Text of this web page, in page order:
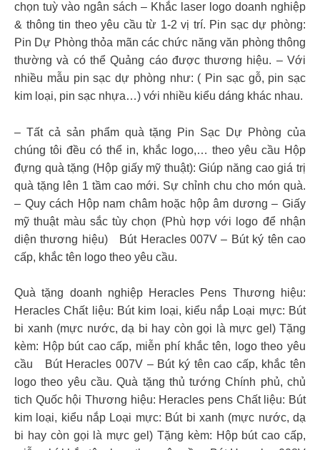
chọn tuỳ vào ngân sách – Khắc laser logo doanh nghiệp
& thông tin theo yêu cầu từ 1-2 vị trí. Pin sạc dự phòng:
Pin Dự Phòng thỏa mãn các chức năng văn phòng thông
thường và có thể Quảng cáo được thương hiệu. – Với
nhiều mẫu pin sạc dự phòng như: ( Pin sạc gỗ, pin sạc
kim loại, pin sạc nhựa…) với nhiều kiểu dáng khác nhau.
– Tất cả sản phẩm quà tặng Pin Sạc Dự Phòng của
chúng tôi đều có thể in, khắc logo,… theo yêu cầu Hộp
đựng quà tặng (Hộp giấy mỹ thuật): Giúp năng cao giá trị
quà tặng lên 1 tầm cao mới. Sự chỉnh chu cho món quà.
– Quy cách Hộp nam châm hoặc hộp âm dương – Giấy
mỹ thuật màu sắc tùy chọn (Phù hợp với logo để nhận
diện thương hiệu)
Bút Heracles 007V – Bút ký tên cao
cấp, khắc tên logo theo yêu cầu.
Quà tặng doanh nghiệp Heracles Pens Thương hiệu:
Heracles Chất liệu: Bút kim loại, kiểu nắp Loại mực: Bút
bi xanh (mực nước, dạ bi hay còn gọi là mực gel) Tặng
kèm: Hộp bút cao cấp, miễn phí khắc tên, logo theo yêu
cầu
Bút Heracles 007V – Bút ký tên cao cấp, khắc tên
logo theo yêu cầu. Quà tặng thủ tướng Chính phủ, chủ
tich Quốc hội Thương hiệu: Heracles pens Chất liệu: Bút
kim loại, kiểu nắp Loại mực: Bút bi xanh (mực nước, dạ
bi hay còn gọi là mực gel) Tặng kèm: Hộp bút cao cấp,